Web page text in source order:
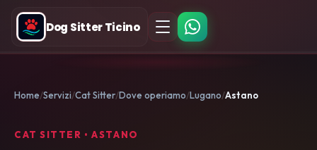
Dog Sitter Ticino
Home Servizi Cat Sitter Dove operiamo Lugano Astano
CAT SITTER • ASTANO